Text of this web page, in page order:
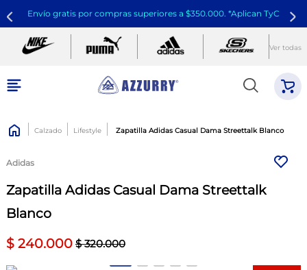
Envío gratis por compras superiores a $350.000. *Aplican TyC
Ver todas
Calzado Lifestyle Zapatilla Adidas Casual Dama Streettalk Blanco
Adidas
Zapatilla Adidas Casual Dama Streettalk
Blanco
$ 240.000 $ 320.000